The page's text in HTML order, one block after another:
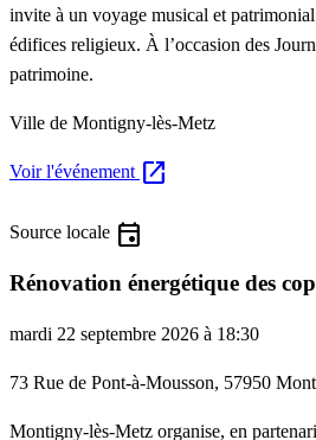
invite à un voyage musical et
édifices religieux. À l’occasion des
patrimoine.
Ville de Montigny-lès-Metz
Voir l'événement open_in_new
Source locale event
Rénovation énergétique des
mardi 22 septembre 2026 à 18:30
73 Rue de Pont-à-Mousson, 57950
Montigny-lès-Metz organise, en